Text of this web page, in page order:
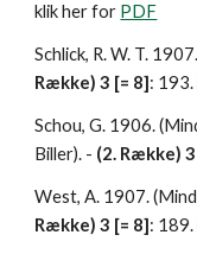
klik her for PDF
Schlick, R. W. T.
Række) 3 [= 8]:
Schou, G. 1906.
Biller). - (2. Række)
West, A. 1907.
Række) 3 [= 8]: